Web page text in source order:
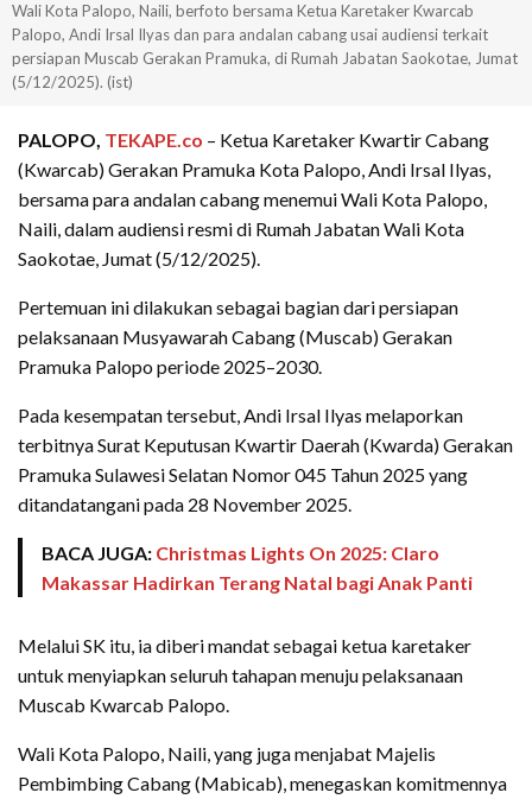
Wali Kota Palopo, Naili, berfoto bersama Ketua Karetaker Kwarcab
Palopo, Andi Irsal Ilyas dan para andalan cabang usai audiensi terkait
persiapan Muscab Gerakan Pramuka, di Rumah Jabatan Saokotae, Jumat
(5/12/2025). (ist)
PALOPO, TEKAPE.co – Ketua Karetaker Kwartir Cabang
(Kwarcab) Gerakan Pramuka Kota Palopo, Andi Irsal Ilyas,
bersama para andalan cabang menemui Wali Kota Palopo,
Naili, dalam audiensi resmi di Rumah Jabatan Wali Kota
Saokotae, Jumat (5/12/2025).
Pertemuan ini dilakukan sebagai bagian dari persiapan
pelaksanaan Musyawarah Cabang (Muscab) Gerakan
Pramuka Palopo periode 2025–2030.
Pada kesempatan tersebut, Andi Irsal Ilyas melaporkan
terbitnya Surat Keputusan Kwartir Daerah (Kwarda) Gerakan
Pramuka Sulawesi Selatan Nomor 045 Tahun 2025 yang
ditandatangani pada 28 November 2025.
BACA JUGA: Christmas Lights On 2025: Claro
Makassar Hadirkan Terang Natal bagi Anak Panti
Melalui SK itu, ia diberi mandat sebagai ketua karetaker
untuk menyiapkan seluruh tahapan menuju pelaksanaan
Muscab Kwarcab Palopo.
Wali Kota Palopo, Naili, yang juga menjabat Majelis
Pembimbing Cabang (Mabicab), menegaskan komitmennya